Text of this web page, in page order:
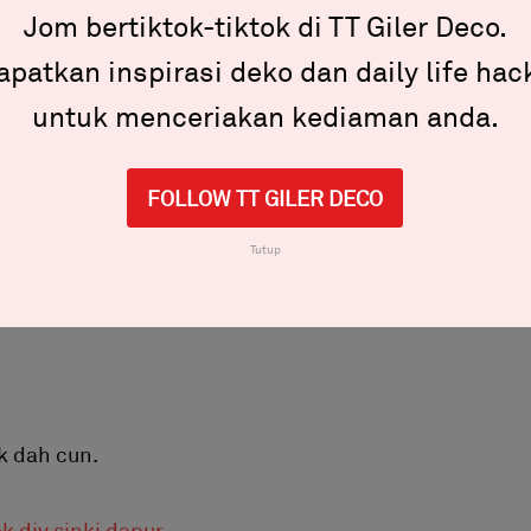
rekabentuk sebegini. Pakukan bahagian
masa ni pun telah dibeli. Jadi, terus pasangla
dah cun.
Jom bertiktok-tiktok di TT Giler Deco.
inspirasi deko dan daily life
untuk menceriakan kediaman anda.
FOLLOW TT GILER DECO
Tutup